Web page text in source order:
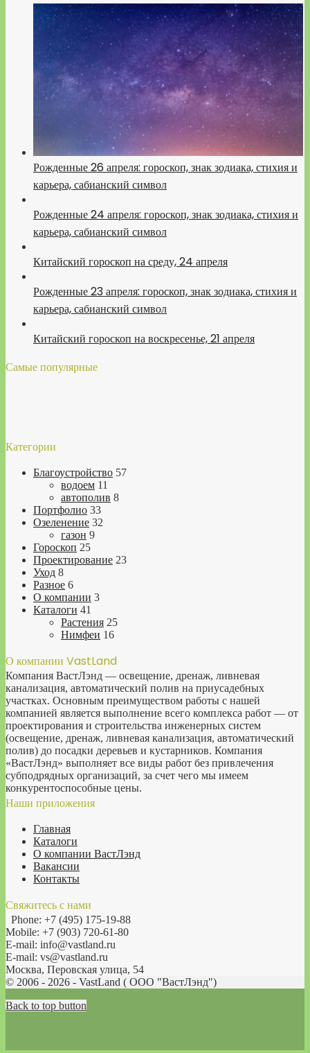
Рожденные 26 апреля: гороскоп, знак зодиака, стихия и
карьера, сабианский символ
Рожденные 24 апреля: гороскоп, знак зодиака, стихия и
карьера, сабианский символ
Китайский гороскоп на среду, 24 апреля
Рожденные 23 апреля: гороскоп, знак зодиака, стихия и
карьера, сабианский символ
Китайский гороскоп на воскресенье, 21 апреля
Самые популярные
Категории
Благоустройство 57
водоем 11
автополив 8
Портфолио 33
Озеленение 32
газон 9
Гороскоп 25
Проектирование 23
Уход 8
Разное 6
О компании 3
Каталоги 41
Растения 25
Нимфеи 16
О компании VastLand
Компания ВастЛэнд — освещение, дренаж, ливневая
канализация, автоматический полив на приусадебных
участках. Основным преимуществом работы с нашей
компанией является выполнение всего комплекса работ — от
проектирования и строительства инженерных систем
(освещение, дренаж, ливневая канализация, автоматический
полив) до посадки деревьев и кустарников. Компания
«ВастЛэнд» выполняет все виды работ без привлечения
субподрядных организаций, за счет чего мы имеем
конкурентоспособные цены.
Наши приложения
Главная
Каталоги
О компании ВастЛэнд
Вакансии
Контакты
Свяжитесь с нами
Phone: +7 (495) 175-19-88
Mobile: +7 (903) 720-61-80
E-mail: info@vastland.ru
E-mail: vs@vastland.ru
Москва, Перовская улица, 54
© 2006 - 2026 - VastLand ( OOO "ВастЛэнд")
Back to top button